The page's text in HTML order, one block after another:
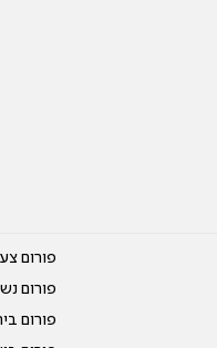
פורום
פורום
פורום